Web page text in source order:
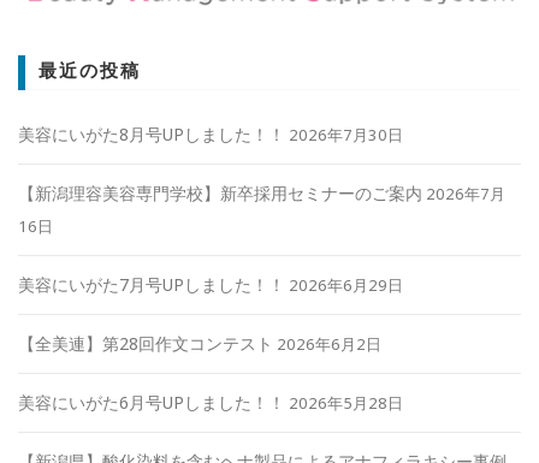
最近の投稿
美容にいがた8月号UPしました！！ 2026年7月30日
【新潟理容美容専門学校】新卒採用セミナーのご案内 2026年7月
16日
美容にいがた7月号UPしました！！ 2026年6月29日
【全美連】第28回作文コンテスト 2026年6月2日
美容にいがた6月号UPしました！！ 2026年5月28日